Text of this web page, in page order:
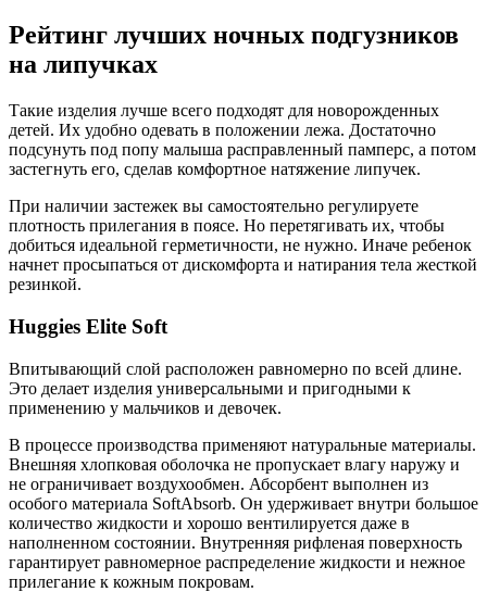
Рейтинг лучших ночных подгузников
на липучках
Такие изделия лучше всего подходят для новорожденных
детей. Их удобно одевать в положении лежа. Достаточно
подсунуть под попу малыша расправленный памперс, а потом
застегнуть его, сделав комфортное натяжение липучек.
При наличии застежек вы самостоятельно регулируете
плотность прилегания в поясе. Но перетягивать их, чтобы
добиться идеальной герметичности, не нужно. Иначе ребенок
начнет просыпаться от дискомфорта и натирания тела жесткой
резинкой.
Huggies Elite Soft
Впитывающий слой расположен равномерно по всей длине.
Это делает изделия универсальными и пригодными к
применению у мальчиков и девочек.
В процессе производства применяют натуральные материалы.
Внешняя хлопковая оболочка не пропускает влагу наружу и
не ограничивает воздухообмен. Абсорбент выполнен из
особого материала SoftAbsorb. Он удерживает внутри большое
количество жидкости и хорошо вентилируется даже в
наполненном состоянии. Внутренняя рифленая поверхность
гарантирует равномерное распределение жидкости и нежное
прилегание к кожным покровам.